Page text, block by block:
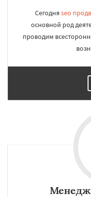
Сегодня seo
основной род
проводим